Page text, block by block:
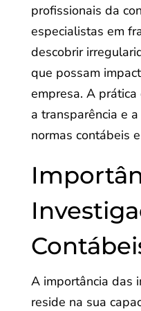
profissionais da
especialistas em
descobrir
que possam
empresa. A
a transparência e
normas contábeis
A importância das
reside na sua